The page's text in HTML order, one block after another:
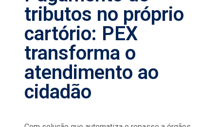
tributos no próprio
cartório: PEX
transforma o
atendimento ao
cidadão